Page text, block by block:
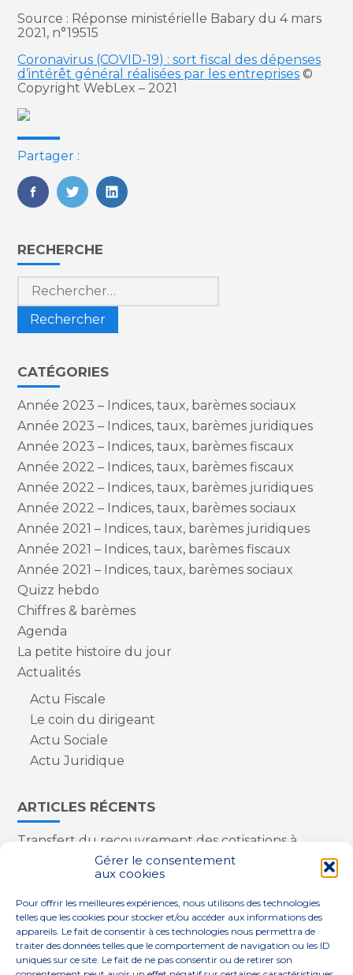
Gérer le consentement
aux cookies
Pour offrir les meilleures expériences, nous utilisons des technologies
telles que les cookies pour stocker et/ou accéder aux informations des
appareils. Le fait de consentir à ces technologies nous permettra de
traiter des données telles que le comportement de navigation ou les ID
uniques sur ce site. Le fait de ne pas consentir ou de retirer son
Source : Réponse ministérielle Babary du 4 mars
2021, n°19515
Coronavirus (COVID-19) : sort fiscal des dépenses
d’intérêt général réalisées par les entreprises ©
Copyright WebLex – 2021
Partager :
FaceBook
TwitterLinkedIn
Blog
sidebar
RECHERCHE
Rechercher :
CATÉGORIES
Année 2023 – Indices, taux, barèmes sociaux
Année 2023 – Indices, taux, barèmes juridiques
Année 2023 – Indices, taux, barèmes fiscaux
Année 2022 – Indices, taux, barèmes fiscaux
Année 2022 – Indices, taux, barèmes juridiques
Année 2022 – Indices, taux, barèmes sociaux
Année 2021 – Indices, taux, barèmes juridiques
Année 2021 – Indices, taux, barèmes fiscaux
Année 2021 – Indices, taux, barèmes sociaux
Quizz hebdo
Chiffres & barèmes
Agenda
La petite histoire du jour
Actualités
Actu Fiscale
Le coin du dirigeant
Actu Sociale
Actu Juridique
ARTICLES RÉCENTS
Transfert du recouvrement des cotisations à
l’Urssaf : des nouveautés
Appareils reconditionnés : annulation de la
Contrôle de la qualité de l’air dans les ERP
Industriels : le point sur les dernières évolutions
réglementaires